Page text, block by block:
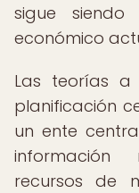
sigue
económico
Las teorías
planificación
un ente
recursos de